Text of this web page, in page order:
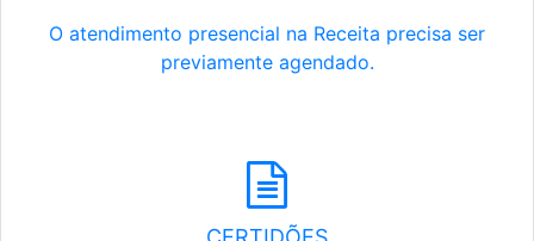
O atendimento presencial na Receita precisa ser
previamente agendado.